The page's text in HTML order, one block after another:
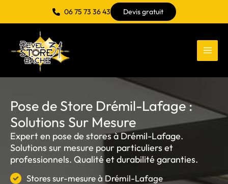
contenu
06 75 73 36 43 Devis gratuit
Pose de Store Drémil-Lafage :
Solutions Sur Mesure
Expert en pose de stores à Drémil-Lafage.
Solutions sur mesure pour particuliers et
professionnels. Qualité et durabilité garanties.
Stores sur-mesure à Drémil-Lafage